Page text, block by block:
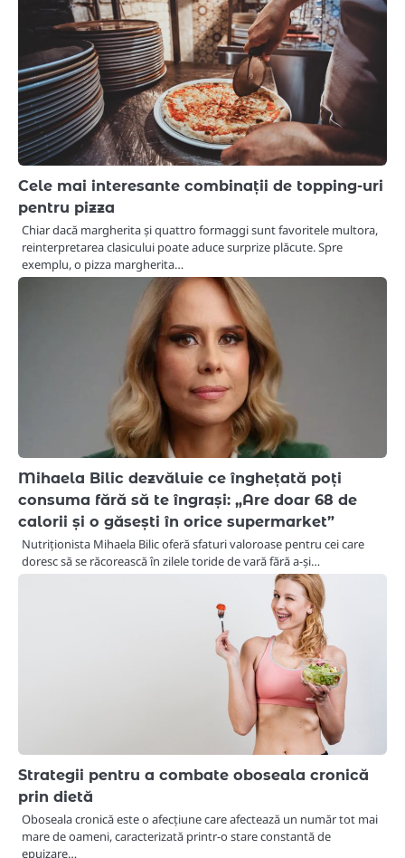
Cele mai interesante combinații de topping-uri
pentru pizza
Chiar dacă margherita și quattro formaggi sunt favoritele multora,
reinterpretarea clasicului poate aduce surprize plăcute. Spre
exemplu, o pizza margherita…
Mihaela Bilic dezvăluie ce înghețată poți
consuma fără să te îngrași: „Are doar 68 de
calorii și o găsești în orice supermarket”
Nutriționista Mihaela Bilic oferă sfaturi valoroase pentru cei care
doresc să se răcorească în zilele toride de vară fără a-și…
Strategii pentru a combate oboseala cronică
prin dietă
Oboseala cronică este o afecțiune care afectează un număr tot mai
mare de oameni, caracterizată printr-o stare constantă de
epuizare…